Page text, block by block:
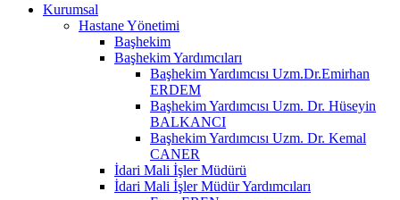
Kurumsal
Hastane Yönetimi
Başhekim
Başhekim Yardımcıları
Başhekim Yardımcısı Uzm.Dr.Emirhan
ERDEM
Başhekim Yardımcısı Uzm. Dr. Hüseyin
BALKANCI
Başhekim Yardımcısı Uzm. Dr. Kemal
CANER
İdari Mali İşler Müdürü
İdari Mali İşler Müdür Yardımcıları